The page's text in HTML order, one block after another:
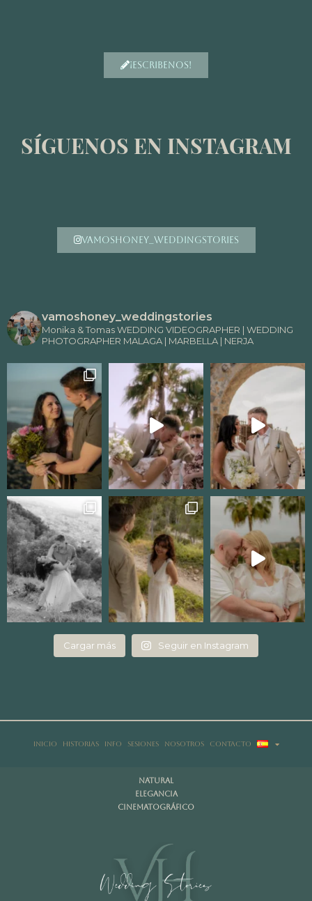
¡escribenos!
SÍGUENOS EN INSTAGRAM
vamoshoney_weddingstories
vamoshoney_weddingstories
Monika & Tomas WEDDING VIDEOGRAPHER | WEDDING
PHOTOGRAPHER MALAGA | MARBELLA | NERJA
Cargar más Seguir en Instagram
Inicio Historias Info Sesiones Nosotros Contacto
NAtural
Elegancia
Cinematográfico